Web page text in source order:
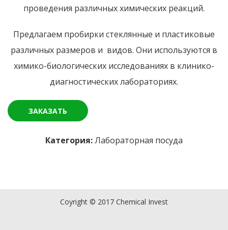
проведения различных химических реакций.
Предлагаем пробирки стеклянные и пластиковые
различных размеров и видов. Они используются в
химико-биологических исследованиях в клинико-
диагностических лабораториях.
ЗАКАЗАТЬ
Категория:Лабораторная посуда
Coyright © 2017 Chemical Invest